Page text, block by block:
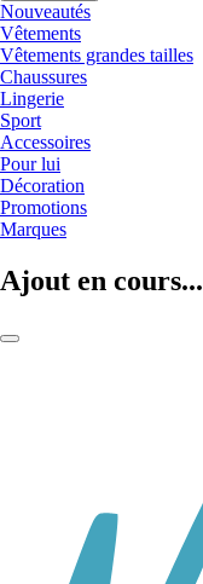
Nouveautés
Vêtements
Vêtements grandes tailles
Chaussures
Lingerie
Sport
Accessoires
Pour lui
Décoration
Promotions
Marques
Ajout en cours...